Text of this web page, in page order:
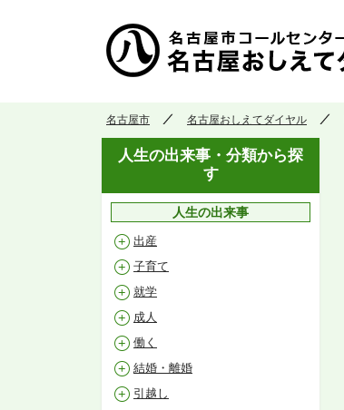
名古屋市 名古屋おしえてダイヤル
人生の出来事・分類から探
す
人生の出来事
出産
子育て
就学
成人
働く
結婚・離婚
引越し